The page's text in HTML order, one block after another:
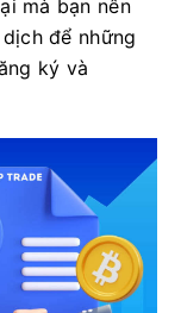
mà bạn nên
để những
ký và